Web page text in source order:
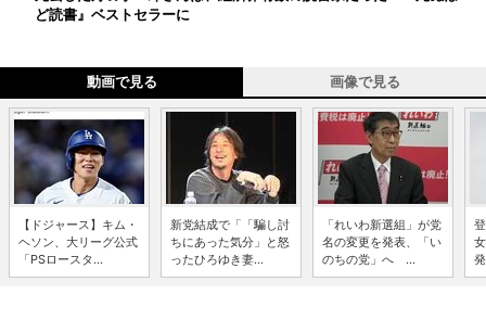
ど読書』ベストセラーに
動画で見る 画像で見る
【ドジャース】キム・
ヘソン、大リーグ公式
「PSロースタ...
新党結成で「「騙し討
ちにあった気分」と怒
ったひろゆき妻...
「れいわ新選組」が党
名の変更を発表、「い
のちの党」へ ...